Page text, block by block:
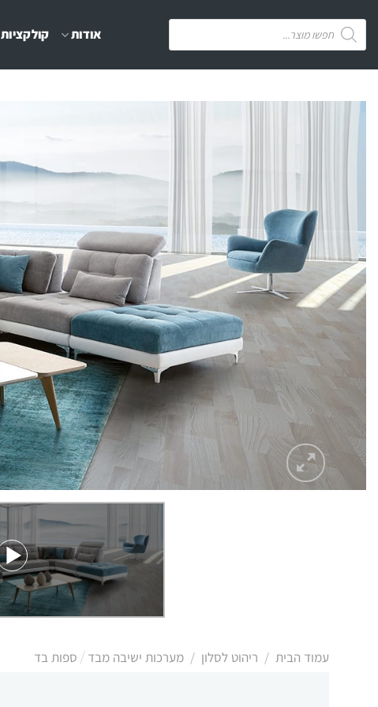
אודות קולקציות
Products
search
עמוד הבית / ריהוט לסלון / מערכות ישיבה מבד / ספות בד